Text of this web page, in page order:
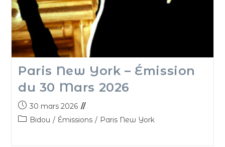
Paris New York – Émission
du 30 Mars 2026
30 mars 2026
Bidou / Émissions / Paris New York